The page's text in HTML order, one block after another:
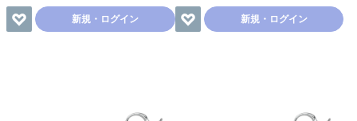
新規・ログイン 新規・ログイン